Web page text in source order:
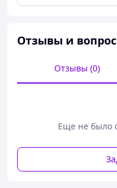
Современная печать
рисунка и
Отзывы и
Отзывы (0)
Еще не было